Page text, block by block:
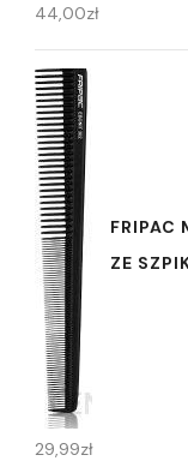
44,00zł
FRIPAC
ZE
29,99zł